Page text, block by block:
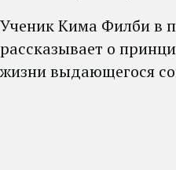
Ученик Кима Филби в
рассказывает о
жизни выдающегося